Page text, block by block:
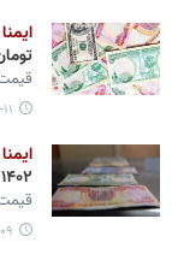
۱۴۰۲ + نرخ ارز اربعین به تومان، ریال ایران و دلار